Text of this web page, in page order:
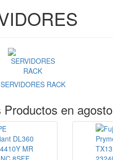
SERVIDORES RACK
Productos en agosto